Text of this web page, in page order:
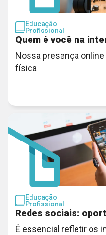
Educação
Profissional
Quem é você na
Nossa presença
física
Educação
Profissional
Redes sociais:
É essencial refletir os